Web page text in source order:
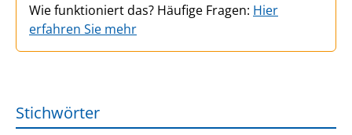
Wie funktioniert das? Häufige Fragen: Hier
erfahren Sie mehr
Stichwörter